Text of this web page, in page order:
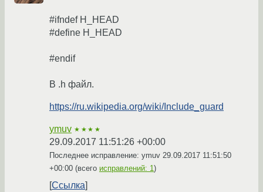
#ifndef H_HEAD
#define H_HEAD
#endif
В .h файл.
https://ru.wikipedia.org/wiki/Include_guard
ymuv ★★★★
29.09.2017 11:51:26 +00:00
Последнее исправление: ymuv 29.09.2017 11:51:50
+00:00 (всего исправлений: 1)
Ссылка